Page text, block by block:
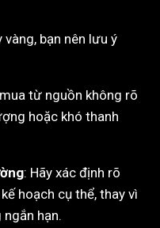
bạn nên lưu ý
từ nguồn không rõ
hoặc khó thanh
: Hãy xác định rõ
hoạch cụ thể, thay vì
hạn.